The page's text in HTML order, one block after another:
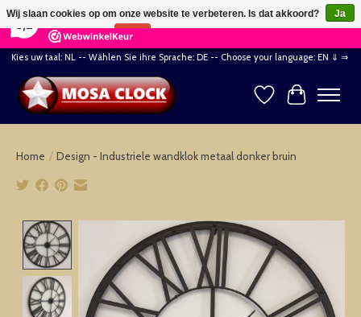
164 Reviews ×
Kies uw taal: NL -- Wählen Sie ihre Sprache: DE -- Choose your language: EN ⇓ ⇒
Verlanglijst
Home / Design - Industriele wandklok metaal donker bruin
Product image slideshow Items
Wij slaan cookies op om onze website te verbeteren. Is dat akkoord?
Ja
Nee